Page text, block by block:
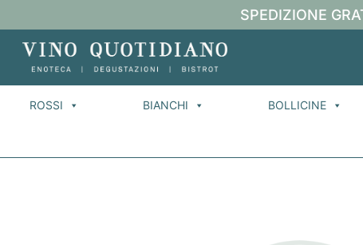
SPEDIZIONE
ROSSI BIANCHI BOLLICINE